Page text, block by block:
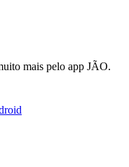
mais pelo app JÃO.